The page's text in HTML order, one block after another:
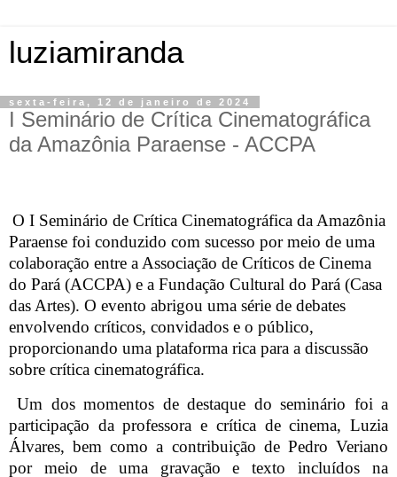
luziamiranda
sexta-feira, 12 de janeiro de 2024
I Seminário de Crítica Cinematográfica
da Amazônia Paraense - ACCPA
O I Seminário de Crítica Cinematográfica da Amazônia
Paraense foi conduzido com sucesso por meio de uma
colaboração entre a Associação de Críticos de Cinema
do Pará (ACCPA) e a Fundação Cultural do Pará (Casa
das Artes). O evento abrigou uma série de debates
envolvendo críticos, convidados e o público,
proporcionando uma plataforma rica para a discussão
sobre crítica cinematográfica.
Um dos momentos de destaque do seminário foi a
participação da professora e crítica de cinema, Luzia
Álvares, bem como a contribuição de Pedro Veriano
por meio de uma gravação e texto incluídos na